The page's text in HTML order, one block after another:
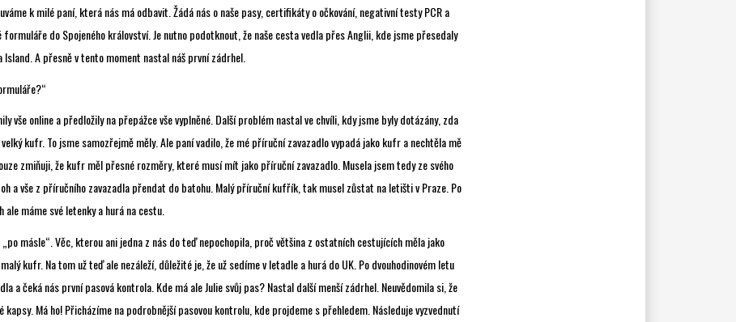
k milé paní, která nás má odbavit. Žádá nás o naše pasy, certifikáty o očkování, negativní testy PCR a
formuláře do Spojeného království. Je nutno podotknout, že naše cesta vedla přes Anglii, kde jsme přesedaly
Island. A přesně v tento moment nastal náš první zádrhel.
vše online a předložily na přepážce vše vyplněné. Další problém nastal ve chvíli, kdy jsme byly dotázány, zda
kufr. To jsme samozřejmě měly. Ale paní vadilo, že mé příruční zavazadlo vypadá jako kufr a nechtěla mě
zmiňuji, že kufr měl přesné rozměry, které musí mít jako příruční zavazadlo. Musela jsem tedy ze svého
a vše z příručního zavazadla přendat do batohu. Malý příruční kufřík, tak musel zůstat na letišti v Praze. Po
ale máme své letenky a hurá na cestu.
„po másle“. Věc, kterou ani jedna z nás do teď nepochopila, proč většina z ostatních cestujících měla jako
kufr. Na tom už teď ale nezáleží, důležité je, že už sedíme v letadle a hurá do UK. Po dvouhodinovém letu
a čeká nás první pasová kontrola. Kde má ale Julie svůj pas? Nastal další menší zádrhel. Neuvědomila si, že
kapsy. Má ho! Přicházíme na podrobnější pasovou kontrolu, kde projdeme s přehledem. Následuje vyzvednutí